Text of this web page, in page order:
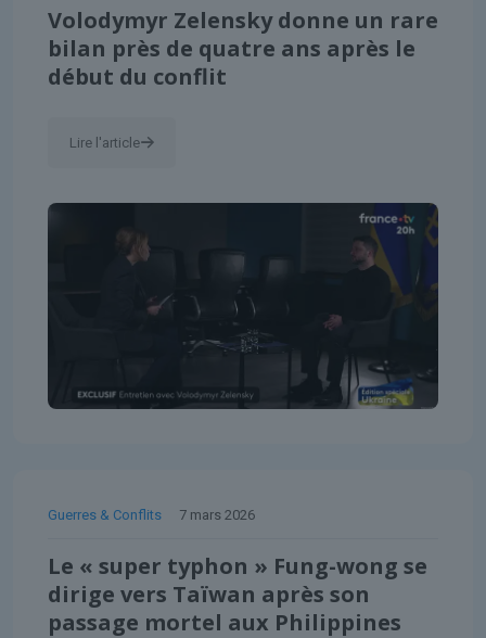
Volodymyr Zelensky donne un rare
bilan près de quatre ans après le
début du conflit
Lire l'article
Guerres & Conflits 7 mars 2026
Le « super typhon » Fung-wong se
dirige vers Taïwan après son
passage mortel aux Philippines